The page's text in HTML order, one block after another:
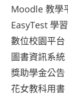
Moodle 教學
EasyTest 學
數位校園平台
圖書資訊系統
獎助學金公告
花女教科用書